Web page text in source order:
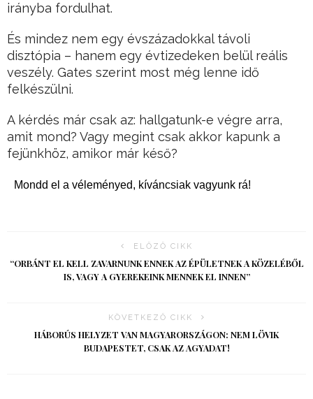
irányba fordulhat.
És mindez nem egy évszázadokkal távoli
disztópia – hanem egy évtizedeken belül reális
veszély. Gates szerint most még lenne idő
felkészülni.
A kérdés már csak az: hallgatunk-e végre arra,
amit mond? Vagy megint csak akkor kapunk a
fejünkhöz, amikor már késő?
Mondd el a véleményed, kíváncsiak vagyunk rá!
ELŐZŐ CIKK
“ORBÁNT EL KELL ZAVARNUNK ENNEK AZ ÉPÜLETNEK A KÖZELÉBŐL
IS, VAGY A GYEREKEINK MENNEK EL INNEN”
KÖVETKEZŐ CIKK
HÁBORÚS HELYZET VAN MAGYARORSZÁGON: NEM LÖVIK
BUDAPESTET, CSAK AZ AGYADAT!